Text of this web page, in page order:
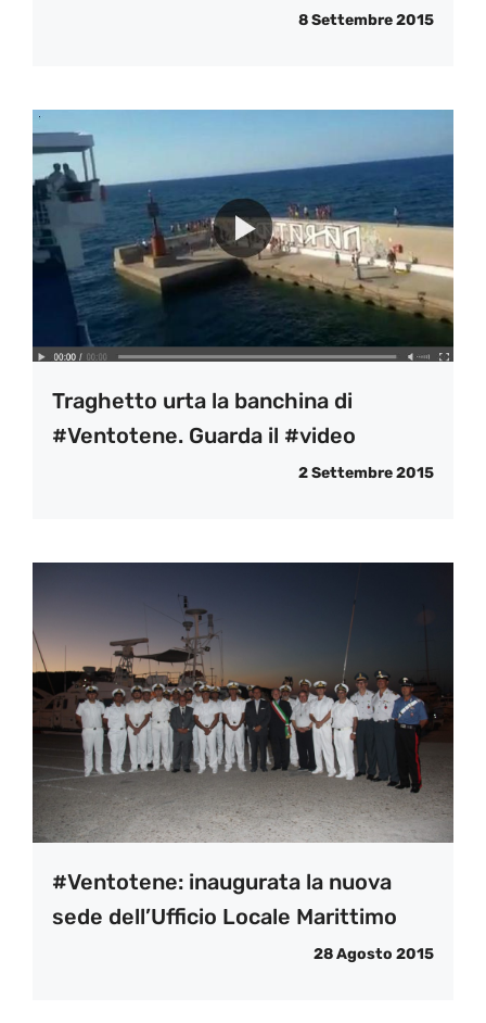
8 Settembre 2015
Traghetto urta la banchina di
#Ventotene. Guarda il #video
2 Settembre 2015
#Ventotene: inaugurata la nuova
sede dell’Ufficio Locale Marittimo
28 Agosto 2015